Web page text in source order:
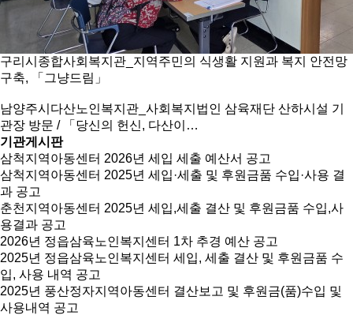
구리시종합사회복지관_지역주민의 식생활 지원과 복지 안전망
구축, 「그냥드림」
남양주시다산노인복지관_사회복지법인 삼육재단 산하시설 기
관장 방문 / 「당신의 헌신, 다산이…
기관게시판
삼척지역아동센터 2026년 세입 세출 예산서 공고
삼척지역아동센터 2025년 세입·세출 및 후원금품 수입·사용 결
과 공고
춘천지역아동센터 2025년 세입,세출 결산 및 후원금품 수입,사
용결과 공고
2026년 정읍삼육노인복지센터 1차 추경 예산 공고
2025년 정읍삼육노인복지센터 세입, 세출 결산 및 후원금품 수
입, 사용 내역 공고
2025년 풍산정자지역아동센터 결산보고 및 후원금(품)수입 및
사용내역 공고